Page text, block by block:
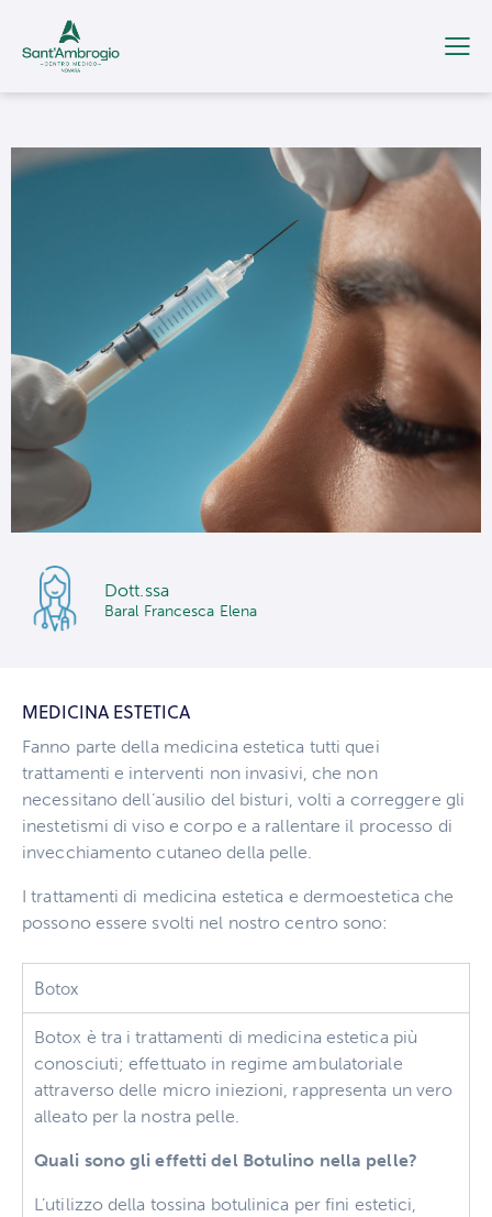
Dott.ssa
Baral Francesca Elena
MEDICINA ESTETICA
Fanno parte della medicina estetica tutti quei
trattamenti e interventi non invasivi, che non
necessitano dell’ausilio del bisturi, volti a correggere gli
inestetismi di viso e corpo e a rallentare il processo di
invecchiamento cutaneo della pelle.
I trattamenti di medicina estetica e dermoestetica che
possono essere svolti nel nostro centro sono:
Botox
Botox è tra i trattamenti di medicina estetica più
conosciuti; effettuato in regime ambulatoriale
attraverso delle micro iniezioni, rappresenta un vero
alleato per la nostra pelle.
Quali sono gli effetti del Botulino nella pelle?
L’utilizzo della tossina botulinica per fini estetici,